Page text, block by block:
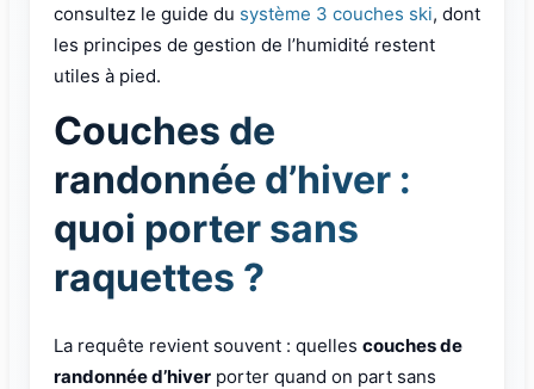
consultez le guide du système 3 couches ski, dont
les principes de gestion de l’humidité restent
utiles à pied.
Couches de
randonnée d’hiver :
quoi porter sans
raquettes ?
La requête revient souvent : quelles couches de
randonnée d’hiver porter quand on part sans